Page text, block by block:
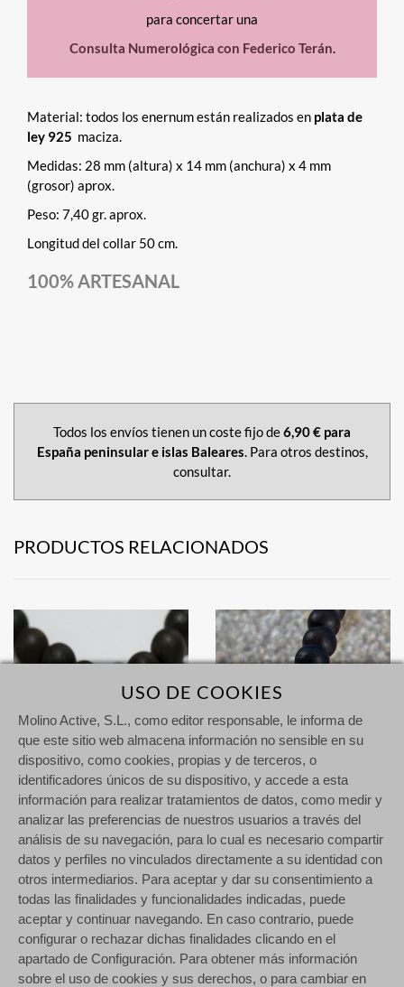
para concertar una
Consulta Numerológica con Federico Terán.
Material: todos los enernum están realizados en plata de
ley 925 maciza.
Medidas: 28 mm (altura) x 14 mm (anchura) x 4 mm
(grosor) aprox.
Peso: 7,40 gr. aprox.
Longitud del collar 50 cm.
100% ARTESANAL
Todos los envíos tienen un coste fijo de6,90 € para
España peninsular e islas Baleares. Para otros destinos,
consultar.
PRODUCTOS RELACIONADOS
Enernum 1 Pequeño - Sándalo & Ojo de tigre verde
111,00 €
Enernum 1 Pequeño & Sándalo - Turquesa
111,00 €
USO DE COOKIES
Molino Active, S.L., como editor responsable, le informa de
que este sitio web almacena información no sensible en su
dispositivo, como cookies, propias y de terceros, o
identificadores únicos de su dispositivo, y accede a esta
información para realizar tratamientos de datos, como medir y
analizar las preferencias de nuestros usuarios a través del
análisis de su navegación, para lo cual es necesario compartir
datos y perfiles no vinculados directamente a su identidad con
otros intermediarios. Para aceptar y dar su consentimiento a
todas las finalidades y funcionalidades indicadas, puede
aceptar y continuar navegando. En caso contrario, puede
configurar o rechazar dichas finalidades clicando en el
apartado de Configuración. Para obtener más información
sobre el uso de cookies y sus derechos, o para cambiar en